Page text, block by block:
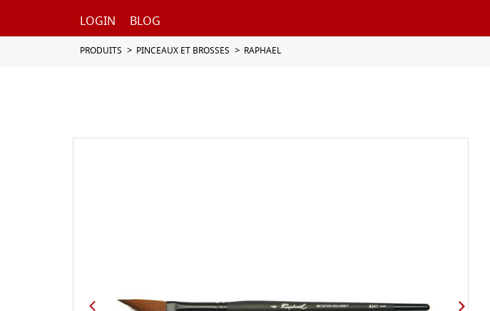
LOGIN
BLOG
PRODUITS PINCEAUX ET BROSSES RAPHAEL